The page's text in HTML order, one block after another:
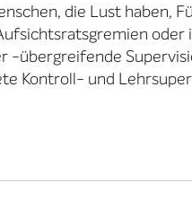
die Lust haben,
-übergreifende
Kontroll- und